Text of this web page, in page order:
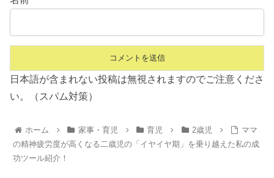
日本語が含まれない投稿は無視されますのでご注意くださ
い。（スパム対策）
ホーム 家事・育児 育児 2歳児
ママ
の精神疲労度が高くなる二歳児の「イヤイヤ期」を乗り越えた私の成
功ツール紹介！